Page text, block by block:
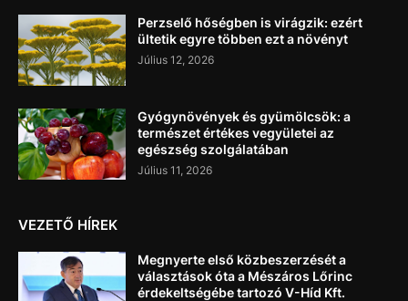
Perzselő hőségben is virágzik: ezért
ültetik egyre többen ezt a növényt
Július 12, 2026
Gyógynövények és gyümölcsök: a
természet értékes vegyületei az
egészség szolgálatában
Július 11, 2026
VEZETŐ HÍREK
Megnyerte első közbeszerzését a
választások óta a Mészáros Lőrinc
érdekeltségébe tartozó V-Híd Kft.